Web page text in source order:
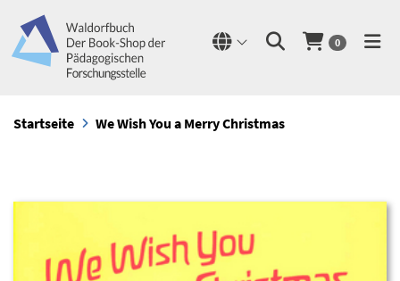
0
Startseite We Wish You a Merry Christmas